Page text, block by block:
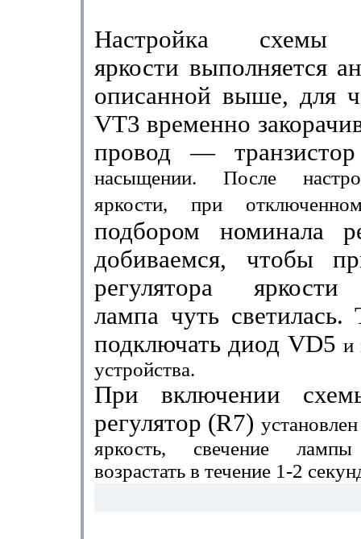
Настройка схемы
яркости выполняется
описан­ной выше, для
VT3временно
провод —
насыщении. После
яркости, при
подбором номинала
добиваемся, чтобы
регулятора
лампа чуть
подключать диод VD5и
устройства.
При включении
регулятор (R7)
яркость, свечение
возрастать в течение 1-2